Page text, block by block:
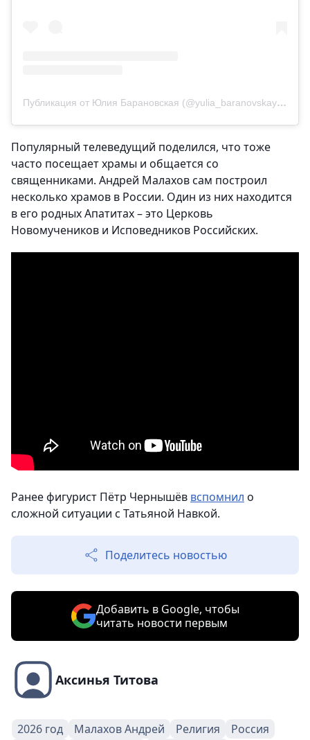
Публикация от Юлия Барановская (@yulia_baranovskayaa)
Популярный телеведущий поделился, что тоже
часто посещает храмы и общается со
священниками. Андрей Малахов сам построил
несколько храмов в России. Один из них находится
в его родных Апатитах – это Церковь
Новомучеников и Исповедников Российских.
Ранее фигурист Пётр Чернышёв вспомнил о
сложной ситуации с Татьяной Навкой.
Поделитесь новостью
Добавить в Google, чтобы
читать новости первым
Аксинья Титова
2026 год Малахов Андрей Религия
Россия